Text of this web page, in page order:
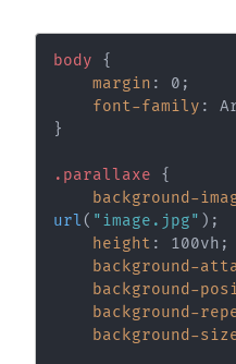
body
{
margin : 0 ;
font-family :
}
.parallaxe
{
background-
url( "image.jpg" ) ;
height : 100vh ;
background-
background-
background-
background-